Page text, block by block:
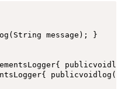
message); }